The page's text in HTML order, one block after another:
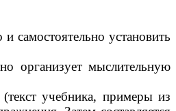
самостоятельно установить
организует мыслительную
учебника, примеры из